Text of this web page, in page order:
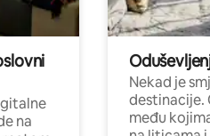
na
Nekad je
destinacije.
među